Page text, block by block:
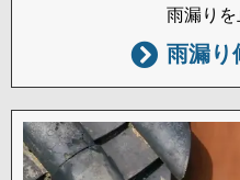
雨漏り
雨漏り